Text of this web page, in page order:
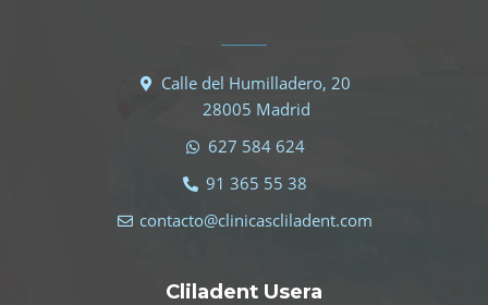
Calle del Humilladero, 20
28005 Madrid
627 584 624
91 365 55 38
contacto@clinicascliladent.com
Cliladent Usera